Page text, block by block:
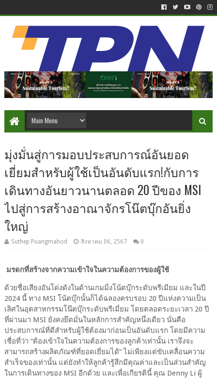
มุ่งมั่นสู่การมอบประสบการณ์อันยอด
เยี่ยมสำหรับผู้ใช้เป็นอันดับแรก!กับการ
เดินทางอันยาวนานตลอด 20 ปีของ MSI
ไปสู่การสร้างอาณาจักรโน๊ตบุ๊กอันยิ่ง
ใหญ่
Suthep Puangmahod สิงหาคม 06, 2567 0
มรดกที่สร้างจากความเข้าใจในความต้องการของผู้ใช้
ด้วยชื่อเสียงอันโด่งดังในด้านเกมมิ่งโน้ตบุ๊กระดับพรีเมียม และในปี
2024 นี้ ทาง MSI โน้ตบุ๊กนั้นก็ได้ฉลองครบรอบ 20 ปีแห่งความเป็น
เลิศในอุตสาหกรรมโน๊ตบุ๊กระดับพรีเมี่ยม โดยตลอดระยะเวลา 20 ปี
ที่ผ่านมา MSI ยังคงยึดมั่นในหลักการสำคัญหนึ่งเดียว นั่นคือ
ประสบการณ์ที่ดีสำหรับผู้ใช้ต้องมาก่อนเป็นอันดับแรก โดยมีความ
เชื่อที่ว่า “ต้องเข้าใจในความต้องการของลูกค้าเท่านั้น เราจึงจะ
สามารถสร้างผลิตภัณฑ์ที่ยอดเยี่ยมได้” ไม่เพียงแต่ขับเคลื่อนความ
สำเร็จของเท่านั้น แต่ยังทำให้ลูกค้ารู้สึกมีคุณค่าและเป็นส่วนสำคัญ
ในการเดินทางของ MSI อีกด้วย และเพื่อเกียรตินี้ คุณ Denny Li ผู้